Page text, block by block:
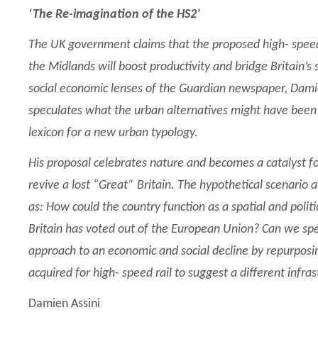
‘The Re-imagination of the HS2’
The UK government claims that the proposed high-
the Midlands will boost productivity and bridge Britain’s
social economic lenses of the Guardian newspaper,
speculates what the urban alternatives might have
lexicon for a new urban typology.
His proposal celebrates nature and becomes a catalyst
revive a lost “Great” Britain. The hypothetical scenario
as: How could the country function as a spatial and
Britain has voted out of the European Union? Can we
approach to an economic and social decline by
acquired for high- speed rail to suggest a different
Damien Assini